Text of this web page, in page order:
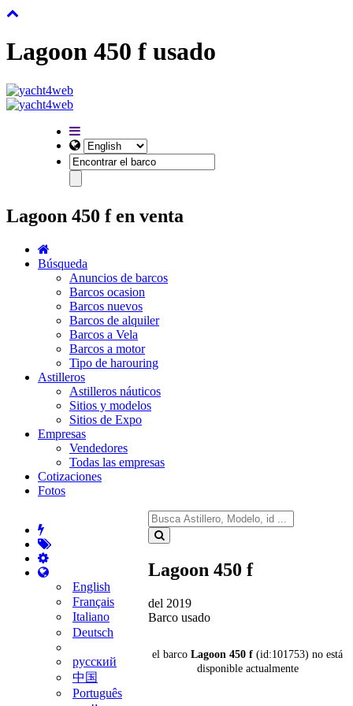
Lagoon 450 f usado
Lagoon 450 f en venta
Búsqueda
Anuncios de barcos
Barcos ocasion
Barcos nuevos
Barcos de alquiler
Barcos a Vela
Barcos a motor
Tipo de harouring
Astilleros
Astilleros náuticos
Sitios y modelos
Sitios de Expo
Empresas
Vendedores
Todas las empresas
Cotizaciones
Fotos
English
Français
Italiano
Deutsch
русский
中国
Português
Lagoon 450 f
del 2019
Barco usado
el barco Lagoon 450 f (id:101753) no está
disponible actualmente